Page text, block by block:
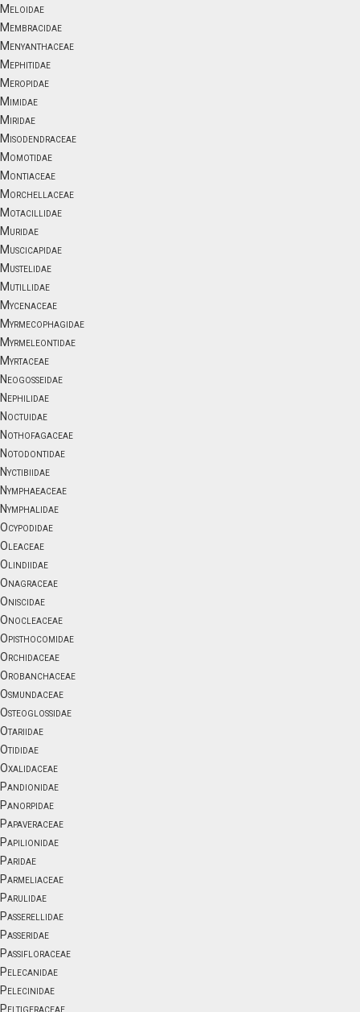
Meloidae
Membracidae
Menyanthaceae
Mephitidae
Meropidae
Mimidae
Miridae
Misodendraceae
Momotidae
Montiaceae
Morchellaceae
Motacillidae
Muridae
Muscicapidae
Mustelidae
Mutillidae
Mycenaceae
Myrmecophagidae
Myrmeleontidae
Myrtaceae
Neogosseidae
Nephilidae
Noctuidae
Nothofagaceae
Notodontidae
Nyctibiidae
Nymphaeaceae
Nymphalidae
Ocypodidae
Oleaceae
Olindiidae
Onagraceae
Oniscidae
Onocleaceae
Opisthocomidae
Orchidaceae
Orobanchaceae
Osmundaceae
Osteoglossidae
Otariidae
Otididae
Oxalidaceae
Pandionidae
Panorpidae
Papaveraceae
Papilionidae
Paridae
Parmeliaceae
Parulidae
Passerellidae
Passeridae
Passifloraceae
Pelecanidae
Pelecinidae
Peltigeraceae